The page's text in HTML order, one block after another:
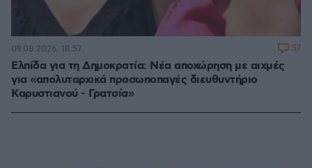
Ελπίδα για τη Δημοκρατία: Νέα αποχώρηση με αιχμές
για «απολυταρχικά προσωποπαγές διευθυντήριο
Καρυστιανού - Γρατσία»
09.08.2026, 18:57 57